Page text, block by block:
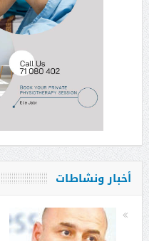
أخبار ونشاطات